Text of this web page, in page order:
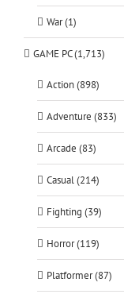
War (1)
GAME PC (1,713)
Action (898)
Adventure (833)
Arcade (83)
Casual (214)
Fighting (39)
Horror (119)
Platformer (87)